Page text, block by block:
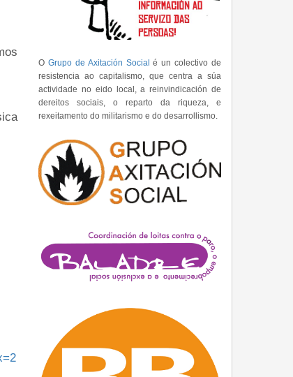
O Grupo de Axitación Social é un colectivo de
resistencia ao capitalismo, que centra a súa
actividade no eido local, a reinvindicación de
dereitos sociais, o reparto da riqueza, e
rexeitamento do militarismo e do desarrollismo.